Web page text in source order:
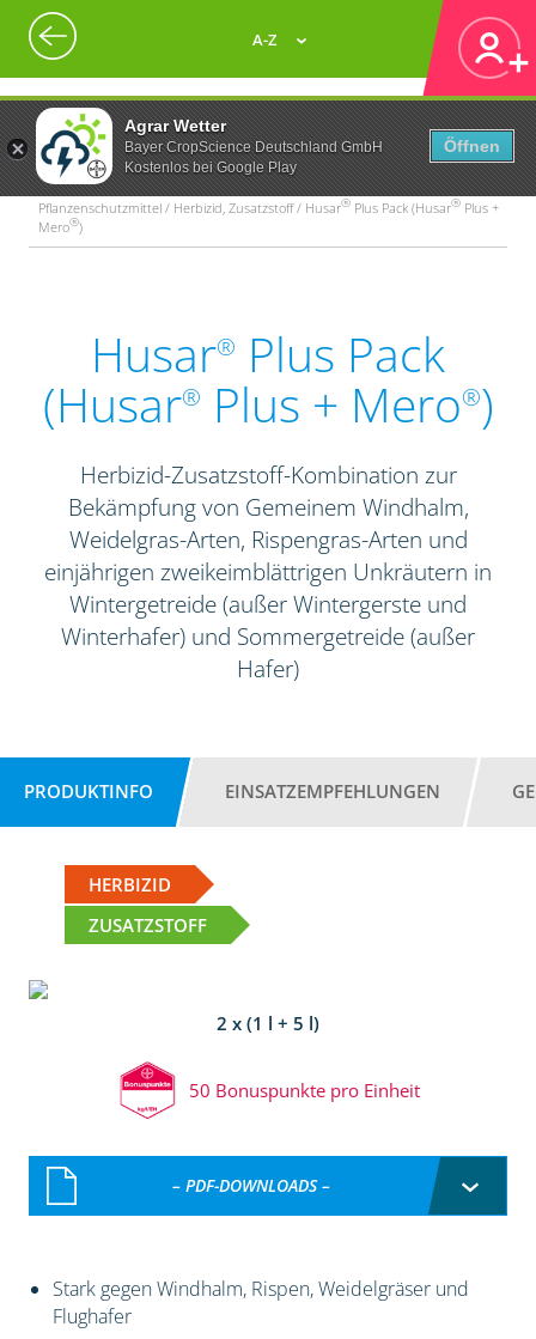
Agrar Wetter
Bayer CropScience Deutschland GmbH
Kostenlos bei Google Play
Öffnen
A-Z
Pflanzenschutzmittel / Herbizid, Zusatzstoff / Husar® Plus Pack (Husar® Plus +
Mero®)
Husar® Plus Pack
(Husar® Plus + Mero®)
Herbizid-Zusatzstoff-Kombination zur
Bekämpfung von Gemeinem Windhalm,
Weidelgras-Arten, Rispengras-Arten und
einjährigen zweikeimblättrigen Unkräutern in
Wintergetreide (außer Wintergerste und
Winterhafer) und Sommergetreide (außer
Hafer)
PRODUKTINFO EINSATZEMPFEHLUNGEN
HERBIZID
ZUSATZSTOFF
2 x (1 l + 5 l)
50 Bonuspunkte pro Einheit
– PDF-DOWNLOADS –
Stark gegen Windhalm, Rispen, Weidelgräser und
Flughafer